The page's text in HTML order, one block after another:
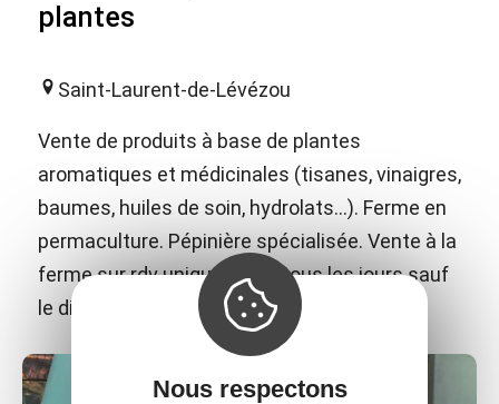
plantes
Saint-Laurent-de-Lévézou
Vente de produits à base de plantes
aromatiques et médicinales (tisanes, vinaigres,
baumes, huiles de soin, hydrolats...). Ferme en
permaculture. Pépinière spécialisée. Vente à la
ferme sur rdv uniquement (tous les jours sauf
le dimanche).
Nous respectons